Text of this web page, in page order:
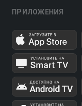
ПРИЛОЖЕНИЯ